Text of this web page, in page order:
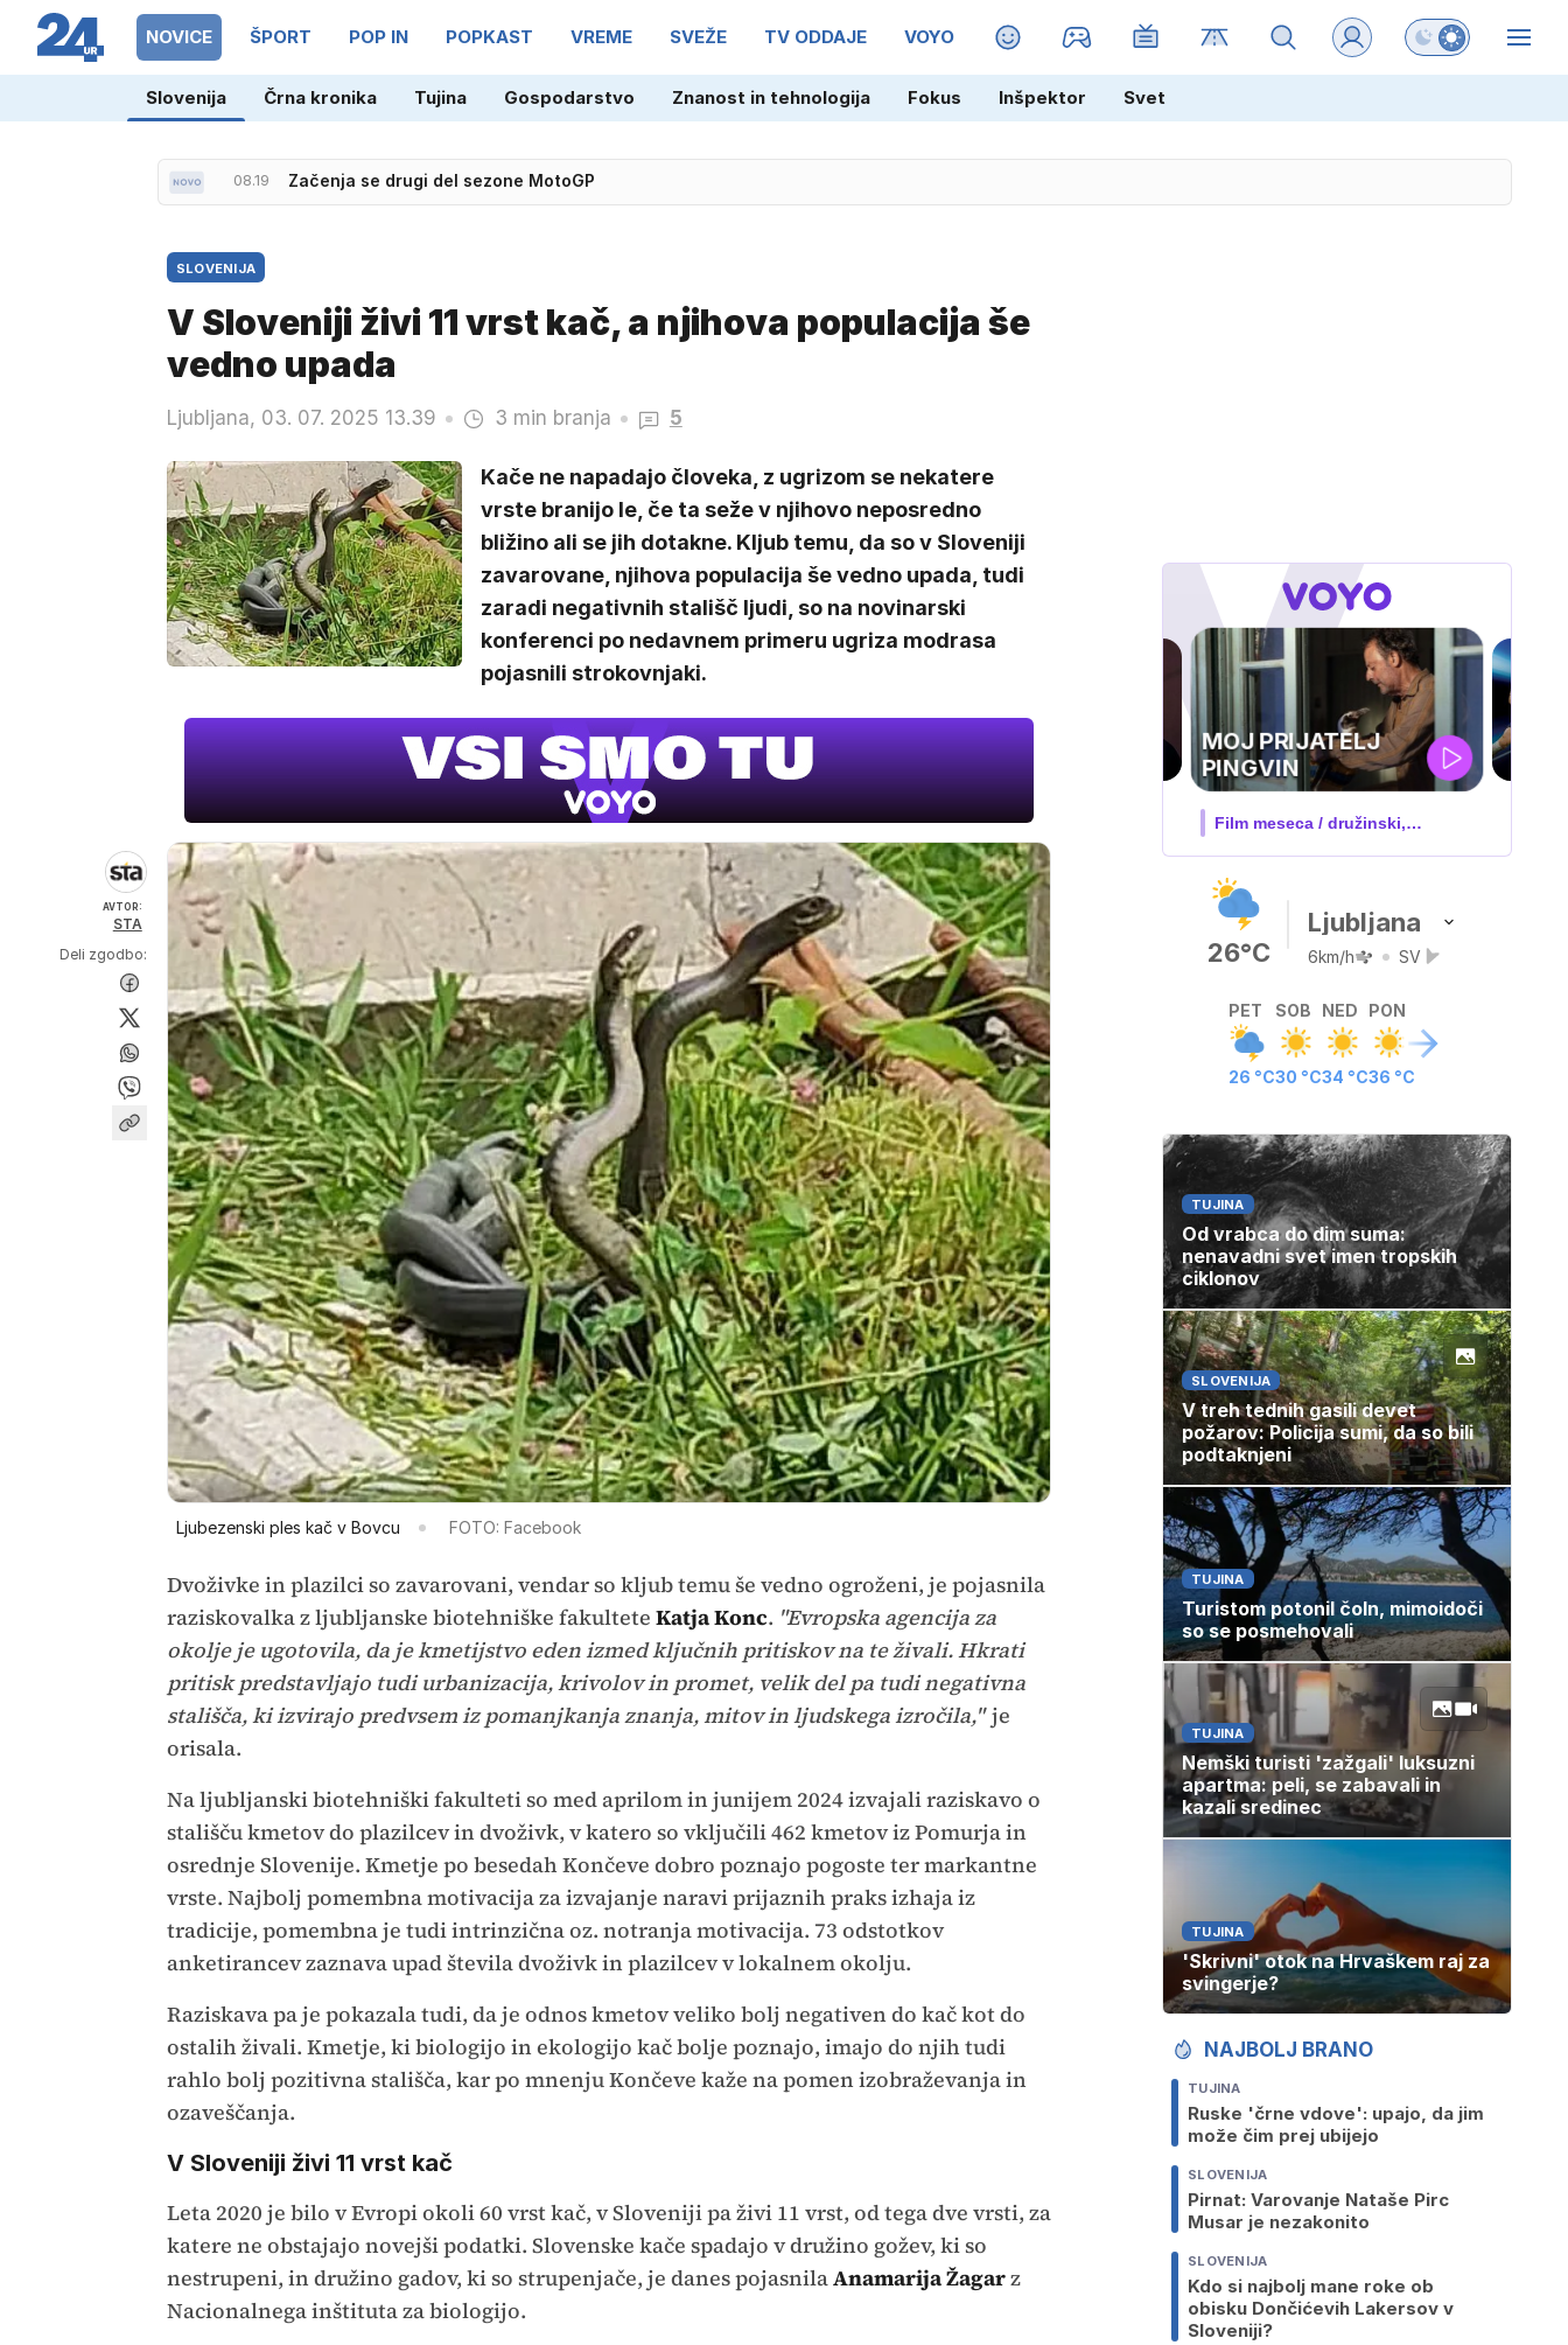
NOVICE ŠPORT POP IN POPKAST VREME SVEŽE TV ODDAJE VOYO MAGAZIN Preklopi barvni
Slovenija Črna kronika Tujina Gospodarstvo Znanost in tehnologija Fokus Inšpektor Svet
08.19 Začenja se drugi del sezone MotoGP
SLOVENIJA
V Sloveniji živi 11 vrst kač, a njihova populacija še
vedno upada
Ljubljana, 03. 07. 2025 13.39 3 min branja 5
Kače ne napadajo človeka, z ugrizom se nekatere
vrste branijo le, če ta seže v njihovo neposredno
bližino ali se jih dotakne. Kljub temu, da so v Sloveniji
zavarovane, njihova populacija še vedno upada, tudi
zaradi negativnih stališč ljudi, so na novinarski
konferenci po nedavnem primeru ugriza modrasa
pojasnili strokovnjaki.
AVTOR:
STA
Deli zgodbo:
Ljubezenski ples kač v Bovcu FOTO: Facebook
Dvoživke in plazilci so zavarovani, vendar so kljub temu še vedno ogroženi, je pojasnila
raziskovalka z ljubljanske biotehniške fakultete Katja Konc. "Evropska agencija za
okolje je ugotovila, da je kmetijstvo eden izmed ključnih pritiskov na te živali. Hkrati
pritisk predstavljajo tudi urbanizacija, krivolov in promet, velik del pa tudi negativna
stališča, ki izvirajo predvsem iz pomanjkanja znanja, mitov in ljudskega izročila,"je
orisala.
Na ljubljanski biotehniški fakulteti so med aprilom in junijem 2024 izvajali raziskavo o
stališču kmetov do plazilcev in dvoživk, v katero so vključili 462 kmetov iz Pomurja in
osrednje Slovenije. Kmetje po besedah Končeve dobro poznajo pogoste ter markantne
vrste. Najbolj pomembna motivacija za izvajanje naravi prijaznih praks izhaja iz
tradicije, pomembna je tudi intrinzična oz. notranja motivacija. 73 odstotkov
anketirancev zaznava upad števila dvoživk in plazilcev v lokalnem okolju.
Raziskava pa je pokazala tudi, da je odnos kmetov veliko bolj negativen do kač kot do
ostalih živali. Kmetje, ki biologijo in ekologijo kač bolje poznajo, imajo do njih tudi
rahlo bolj pozitivna stališča, kar po mnenju Končeve kaže na pomen izobraževanja in
ozaveščanja.
V Sloveniji živi 11 vrst kač
Leta 2020 je bilo v Evropi okoli 60 vrst kač, v Sloveniji pa živi 11 vrst, od tega dve vrsti, za
katere ne obstajajo novejši podatki. Slovenske kače spadajo v družino gožev, ki so
nestrupeni, in družino gadov, ki so strupenjače, je danes pojasnilaAnamarija Žagarz
Nacionalnega inštituta za biologijo.
UEFA
SUPERPOKAL
V živo na VOYO: sreda ob 20.30
26°C
Ljubljana
6km/h SV
PET
26 °C
SOB
30 °C
NED
34 °C
PON
36 °C
TUJINA
Od vrabca do dim suma:
nenavadni svet imen tropskih
ciklonov
SLOVENIJA
V treh tednih gasili devet
požarov: Policija sumi, da so bili
podtaknjeni
TUJINA
Turistom potonil čoln, mimoidoči
so se posmehovali
TUJINA
Nemški turisti 'zažgali' luksuzni
apartma: peli, se zabavali in
kazali sredinec
TUJINA
'Skrivni' otok na Hrvaškem raj za
svingerje?
NAJBOLJ BRANO
TUJINA
Ruske 'črne vdove': upajo, da jim
može čim prej ubijejo
SLOVENIJA
Pirnat: Varovanje Nataše Pirc
Musar je nezakonito
SLOVENIJA
Kdo si najbolj mane roke ob
obisku Dončićevih Lakersov v
Sloveniji?